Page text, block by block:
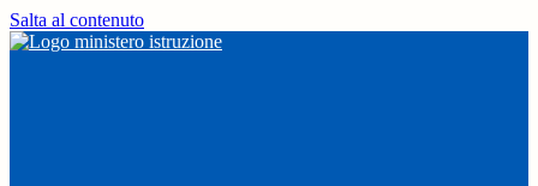
Salta al contenuto